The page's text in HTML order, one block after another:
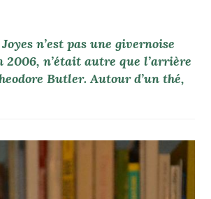
n’est pas une givernoise
2006, n’était autre que l’arrière
Butler. Autour d’un thé,